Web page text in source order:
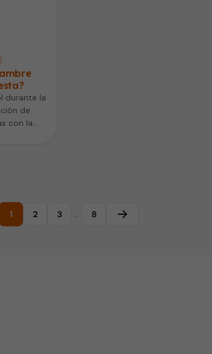
durante la
de
con la
1 2 3 … 8 Página siguiente